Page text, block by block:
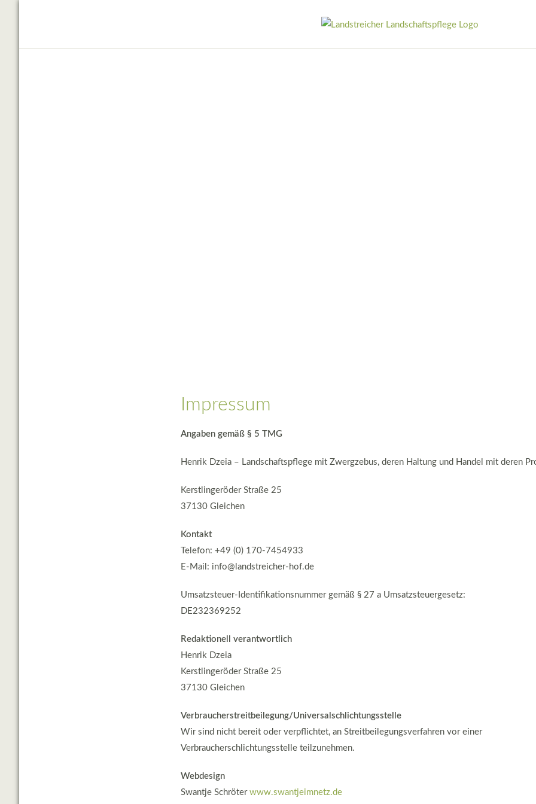
Impressum
Angaben gemäß § 5 TMG
Henrik Dzeia – Landschaftspflege mit Zwergzebus, deren Haltung und Handel mit deren
Kerstlingeröder Straße 25
37130 Gleichen
Kontakt
Telefon: +49 (0) 170-7454933
E-Mail: info@landstreicher-hof.de
Umsatzsteuer-Identifikationsnummer gemäß § 27 a Umsatzsteuergesetz:
DE232369252
Redaktionell verantwortlich
Henrik Dzeia
Kerstlingeröder Straße 25
37130 Gleichen
Verbraucherstreitbeilegung/Universalschlichtungsstelle
Wir sind nicht bereit oder verpflichtet, an Streitbeilegungsverfahren vor einer
Verbraucherschlichtungsstelle teilzunehmen.
Webdesign
Swantje Schröter www.swantjeimnetz.de